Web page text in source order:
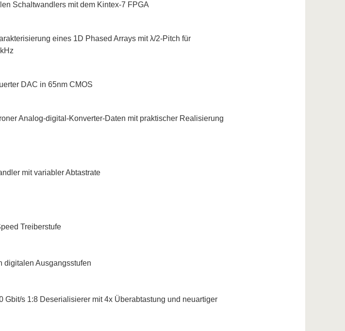
Schaltwandlers mit dem Kintex-7 FPGA
eines 1D Phased Arrays mit λ/2-Pitch für
DAC in 65nm CMOS
Analog-digital-Konverter-Daten mit praktischer Realisierung
mit variabler Abtastrate
Treiberstufe
digitalen Ausgangsstufen
Gbit/s 1:8 Deserialisierer mit 4x Überabtastung und neuartiger